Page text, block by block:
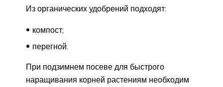
Из органических удобрений подходят:
компост;
перегной.
При подзимнем посеве для быстрого
наращивания корней растениям необходим